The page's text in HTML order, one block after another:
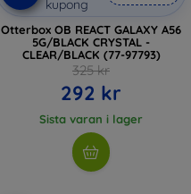
kupong
Otterbox OB REACT GALAXY A56
5G/BLACK CRYSTAL -
CLEAR/BLACK (77-97793)
325 kr
292 kr
Sista varan i lager